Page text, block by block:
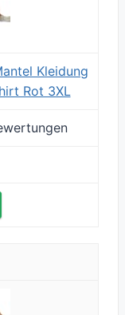
Kleidung
Rot 3XL